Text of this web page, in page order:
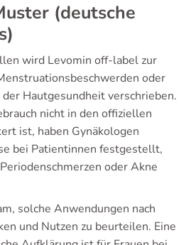
(deutsche
wird Levomin off-label zur
oder
Hautgesundheit verschrieben.
nicht in den offiziellen
ist, haben Gynäkologen
bei Patientinnen festgestellt,
oder Akne
solche Anwendungen nach
und Nutzen zu beurteilen. Eine